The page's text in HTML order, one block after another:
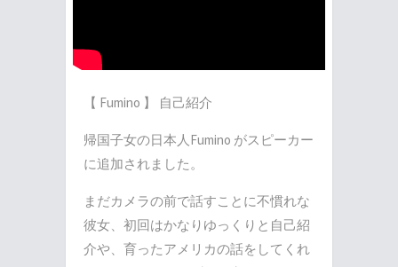
【 Fumino 】 自己紹介
帰国子女の日本人Fumino がスピーカー
に追加されました。
まだカメラの前で話すことに不慣れな
彼女、初回はかなりゆっくりと自己紹
介や、育ったアメリカの話をしてくれ